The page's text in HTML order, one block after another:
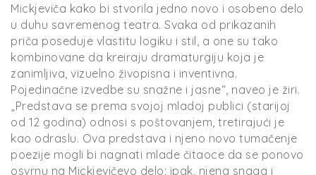
Mickjeviča kako bi stvorila jedno novo i osobeno delo
u duhu savremenog teatra. Svaka od prikazanih
priča poseduje vlastitu logiku i stil, a one su tako
kombinovane da kreiraju dramaturgiju koja je
zanimljiva, vizuelno živopisna i inventivna.
Pojedinačne izvedbe su snažne i jasne“, naveo je žiri.
„Predstava se prema svojoj mladoj publici (starijoj
od 12 godina) odnosi s poštovanjem, tretirajući je
kao odraslu. Ova predstava i njeno novo tumačenje
poezije mogli bi nagnati mlade čitaoce da se ponovo
osvrnu na Mickjevičevo delo; ipak, njena snaga i